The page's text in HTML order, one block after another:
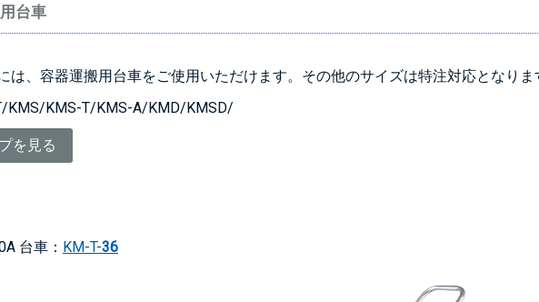
台車
は、容器運搬用台車をご使用いただけます。その他のサイズは特注対応となりま
KMS/KMS-T/KMS-A/KMD/KMSD/
を見る
台車： KM-T-36